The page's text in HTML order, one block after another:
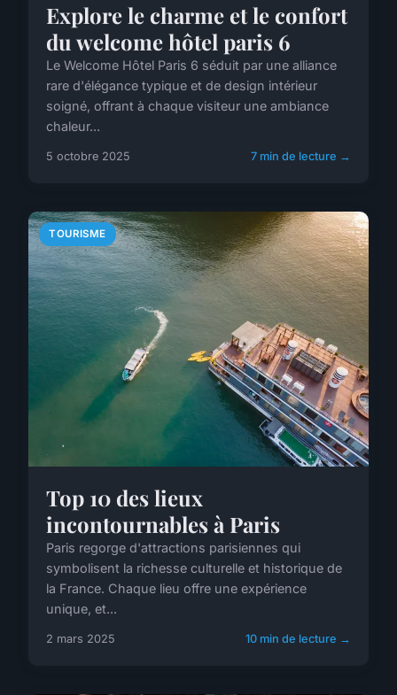
Explore le charme et le confort
du welcome hôtel paris 6
Le Welcome Hôtel Paris 6 séduit par une alliance
rare d'élégance typique et de design intérieur
soigné, offrant à chaque visiteur une ambiance
chaleur...
5 octobre 2025 7 min de lecture →
TOURISME
Top 10 des lieux
incontournables à Paris
Paris regorge d'attractions parisiennes qui
symbolisent la richesse culturelle et historique de
la France. Chaque lieu offre une expérience
unique, et...
2 mars 2025 10 min de lecture →